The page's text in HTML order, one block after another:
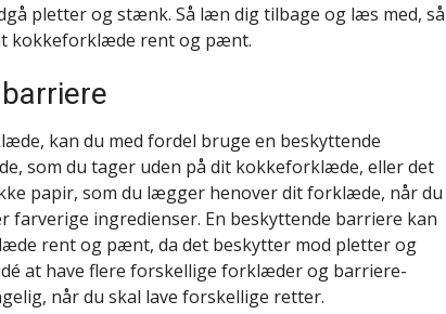
pletter og stænk. Så læn dig tilbage og læs med, så
kokkeforklæde rent og pænt.
kan du med fordel bruge en beskyttende
som du tager uden på dit kokkeforklæde, eller det
papir, som du lægger henover dit forklæde, når du
farverige ingredienser. En beskyttende barriere kan
rent og pænt, da det beskytter mod pletter og
at have flere forskellige forklæder og barriere-
når du skal lave forskellige retter.